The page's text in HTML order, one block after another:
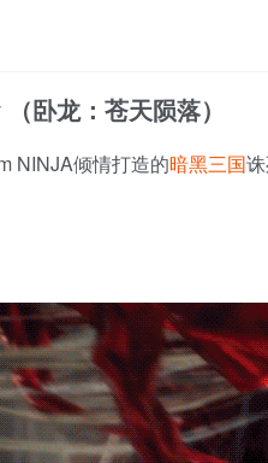
卧龙：苍天陨落）
NINJA倾情打造的暗黑三国诛